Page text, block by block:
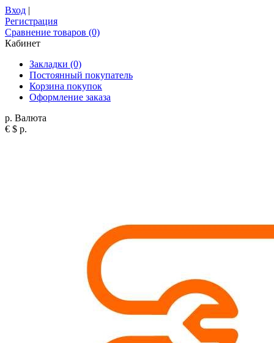
Вход |
Регистрация
Сравнение товаров (0)
Кабинет
Закладки (0)
Постоянный покупатель
Корзина покупок
Оформление заказа
р. Валюта
€ $ р.